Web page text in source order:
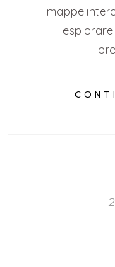
mappe
esplorare